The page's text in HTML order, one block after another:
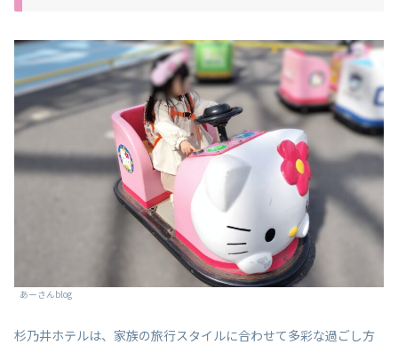
あーさんblog
杉乃井ホテルは、家族の旅行スタイルに合わせて多彩な過ごし方